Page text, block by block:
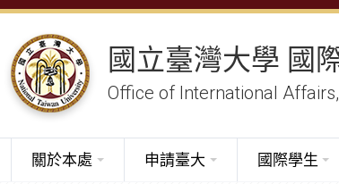
國立臺灣大學 國
Office of International
關於本處 申請臺大 國際學生